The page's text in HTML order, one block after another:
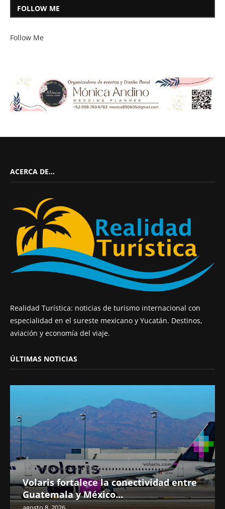
FOLLOW ME
Follow Me
ACERCA DE…
Realidad Turística: noticias de turismo internacional con
especialidad en el sureste mexicano y Yucatán. Destinos,
aviación y economía del viaje.
ÚLTIMAS NOTICIAS
Volaris fortalece la conectividad entre
Guatemala y México...